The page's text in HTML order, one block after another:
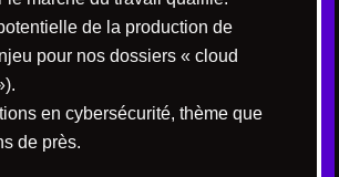
de la production de
pour nos dossiers « cloud
en cybersécurité, thème que
de près.